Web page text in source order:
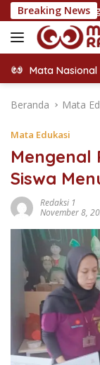
Langsung
ke
konten
Breaking News
Pendidikan
Mata Nasional
Beranda Mata
Mata Edukasi
Mengenal
Siswa
Redaksi 1
November 8,